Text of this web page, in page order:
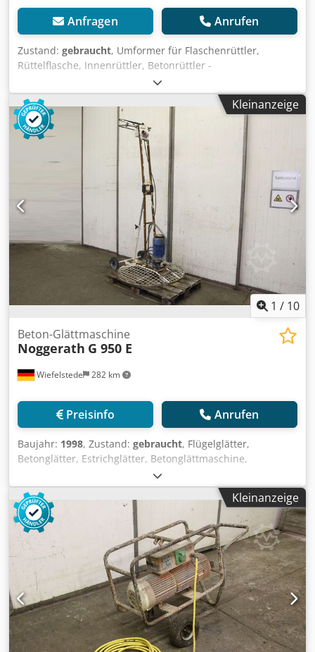
Anfragen Anrufen
Zustand: gebraucht, Umformer für Flaschenrüttler,
Rüttelflasche, Innenrüttler, Betonrüttler -
Frequenzumrichter: Abmessung 550/480/H260 mm
Dsdpefngxfjfx Al Seck -Rüttelflasche: Länge 450 mm -
Schlauchlänge: 10 m -Gewicht: 98 kg
Kleinanzeige
1 / 10
Wiefelstede 282 km
Beton-Glättmaschine
Noggerath G 950 E
Preisinfo Anrufen
Baujahr: 1998, Zustand: gebraucht, Flügelglätter,
Betonglätter, Estrichglätter, Betonglättmaschine,
Flügelglätter Dcsdeg T I Ndspfx Al Sjk -Hersteller:
Noggerath, Handgeführte Beton Glättmaschine Typ G 950
E -Leistung: 2,4 kW -Tellerdurchmesser: 790 mm -
Transportabmessung: 1190/1000/H1410 mm -Gewicht: 87
kg
Kleinanzeige